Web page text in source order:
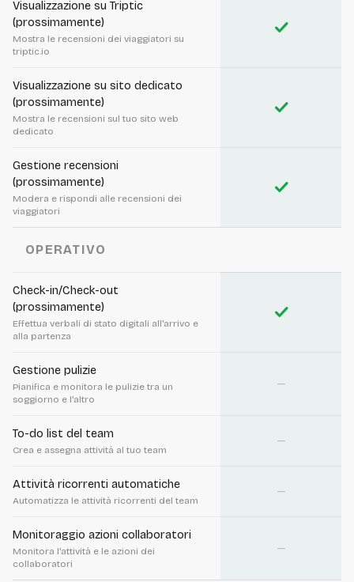
Visualizzazione su Triptic
(prossimamente)
Mostra le recensioni dei viaggiatori su
triptic.io
check
Visualizzazione su sito dedicato
(prossimamente)
Mostra le recensioni sul tuo sito web
dedicato
check
Gestione recensioni
(prossimamente)
Modera e rispondi alle recensioni dei
viaggiatori
check
OPERATIVO
Check-in/Check-out
(prossimamente)
Effettua verbali di stato digitali all'arrivo e
alla partenza
check
Gestione pulizie
Pianifica e monitora le pulizie tra un
soggiorno e l'altro
—
To-do list del team
Crea e assegna attività al tuo team
—
Attività ricorrenti automatiche
Automatizza le attività ricorrenti del team
—
Monitoraggio azioni collaboratori
Monitora l'attività e le azioni dei
collaboratori
—